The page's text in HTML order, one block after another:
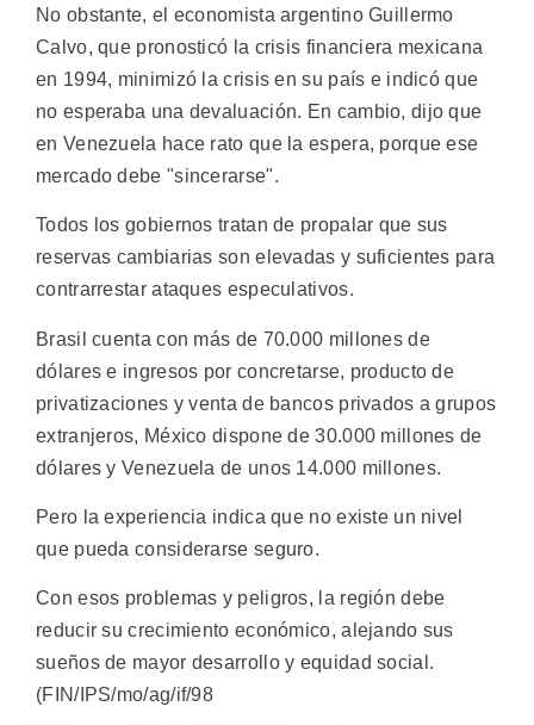
No obstante, el economista argentino Guillermo
Calvo, que pronosticó la crisis financiera mexicana
en 1994, minimizó la crisis en su país e indicó que
no esperaba una devaluación. En cambio, dijo que
en Venezuela hace rato que la espera, porque ese
mercado debe "sincerarse".
Todos los gobiernos tratan de propalar que sus
reservas cambiarias son elevadas y suficientes para
contrarrestar ataques especulativos.
Brasil cuenta con más de 70.000 millones de
dólares e ingresos por concretarse, producto de
privatizaciones y venta de bancos privados a grupos
extranjeros, México dispone de 30.000 millones de
dólares y Venezuela de unos 14.000 millones.
Pero la experiencia indica que no existe un nivel
que pueda considerarse seguro.
Con esos problemas y peligros, la región debe
reducir su crecimiento económico, alejando sus
sueños de mayor desarrollo y equidad social.
(FIN/IPS/mo/ag/if/98